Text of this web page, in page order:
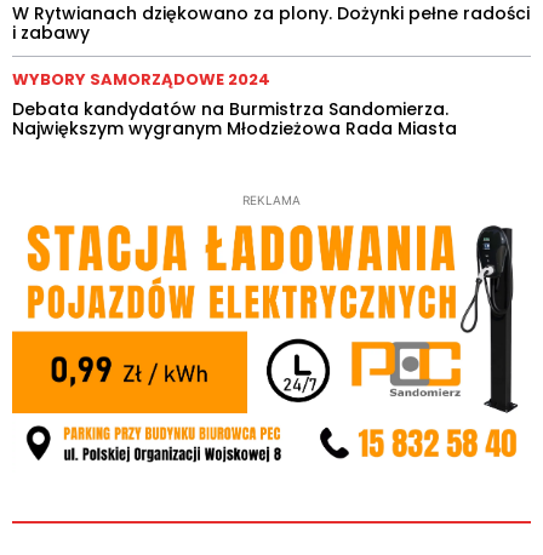
W Rytwianach dziękowano za plony. Dożynki pełne radości
i zabawy
WYBORY SAMORZĄDOWE 2024
Debata kandydatów na Burmistrza Sandomierza.
Największym wygranym Młodzieżowa Rada Miasta
REKLAMA